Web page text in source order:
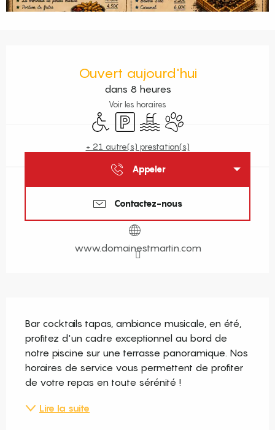
Ouvert aujourd'hui
dans 8 heures
Voir les horaires
Accès handicapés
Parking PiscineAnimaux acceptés
+ 21 autre(s) prestation(s)
Appeler
Contactez-nous
www.domainestmartin.com
Bar cocktails tapas, ambiance musicale, en été,
profitez d'un cadre exceptionnel au bord de
notre piscine sur une terrasse panoramique. Nos
horaires de service vous permettent de profiter
de votre repas en toute sérénité !
Lire la suite